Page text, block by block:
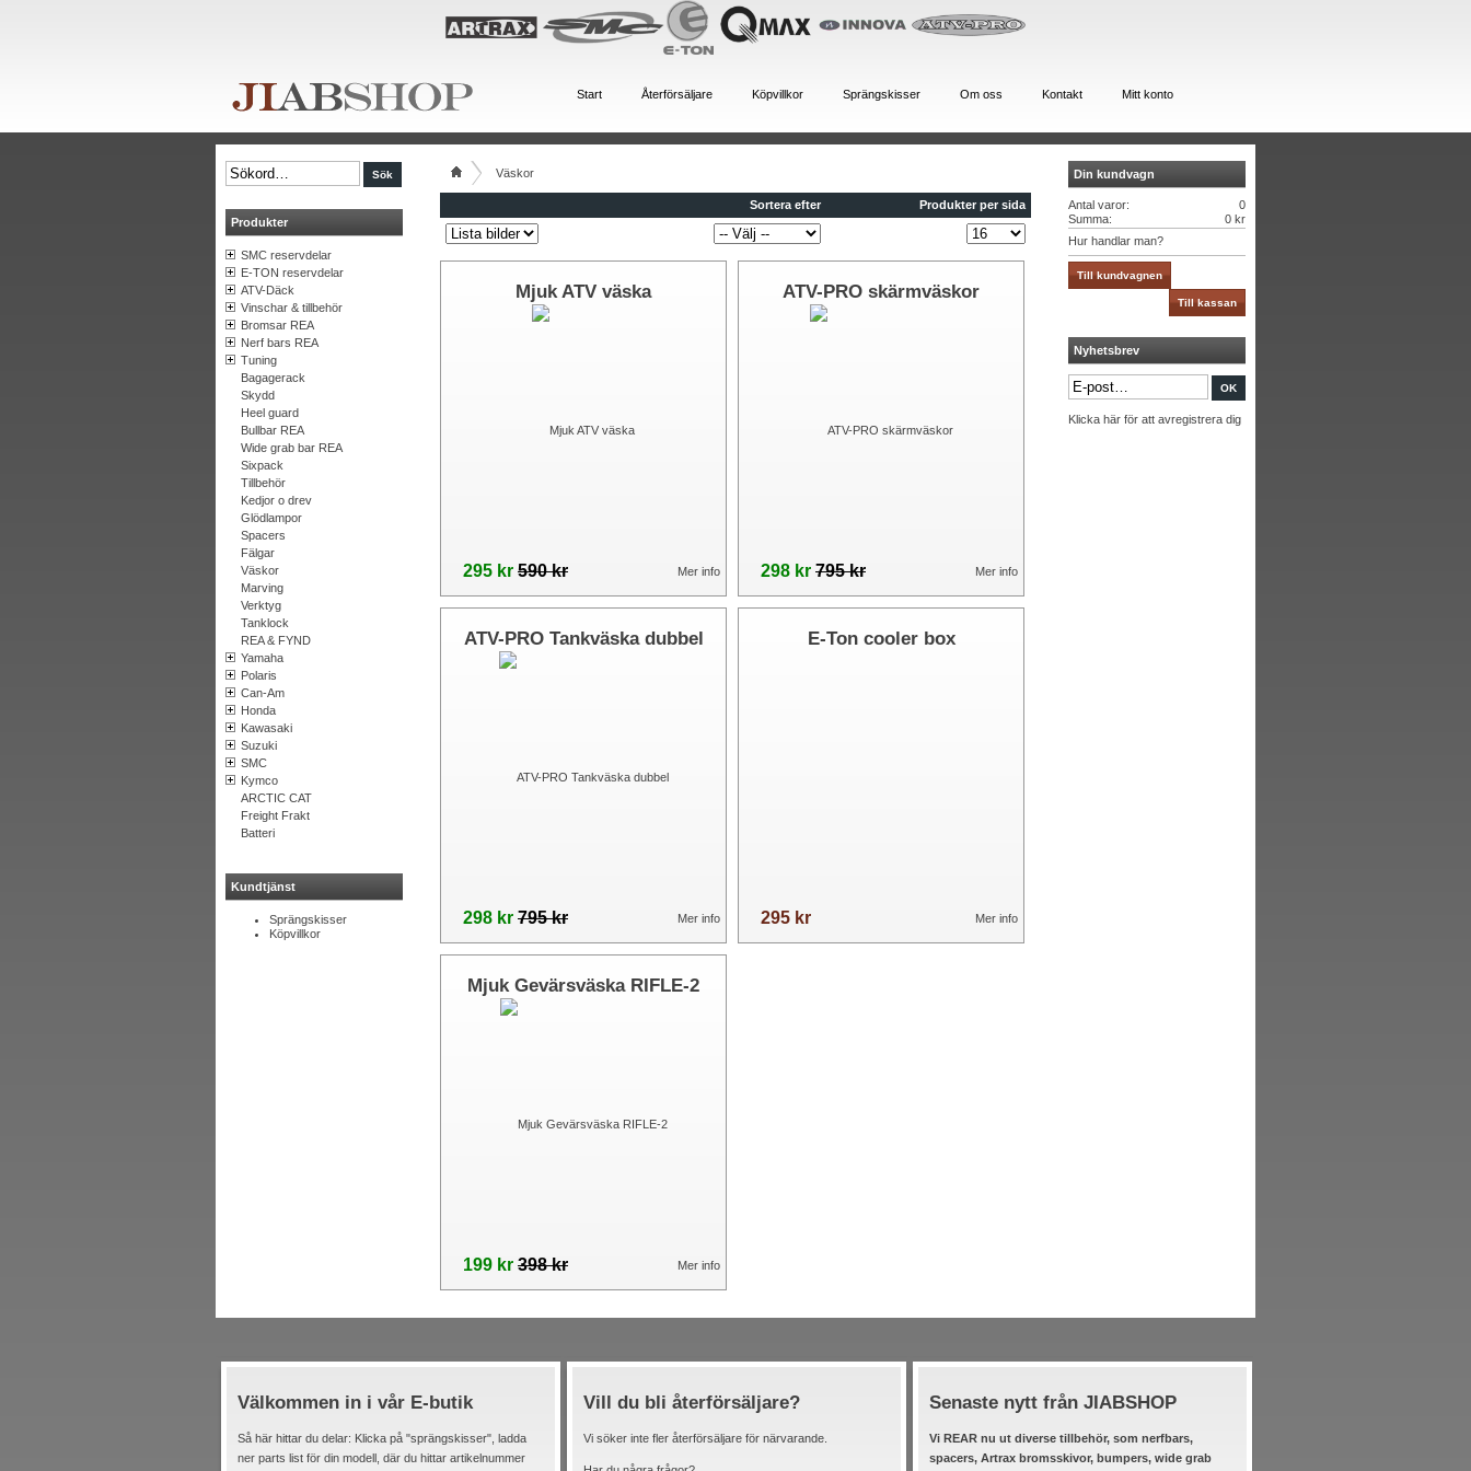
Start Återförsäljare Köpvillkor Sprängskisser Om oss Kontakt Mitt konto
Produkter
SMC reservdelar
E-TON reservdelar
ATV-Däck
Vinschar & tillbehör
Bromsar REA
Nerf bars REA
Tuning
Bagagerack
Skydd
Heel guard
Bullbar REA
Wide grab bar REA
Sixpack
Tillbehör
Kedjor o drev
Glödlampor
Spacers
Fälgar
Väskor
Marving
Verktyg
Tanklock
REA & FYND
Yamaha
Polaris
Can-Am
Honda
Kawasaki
Suzuki
SMC
Kymco
ARCTIC CAT
Freight Frakt
Batteri
Kundtjänst
Sprängskisser
Köpvillkor
Din kundvagn
Antal varor:
0
Summa:
0 kr
Hur handlar man?
Till kundvagnen
Till kassan
Nyhetsbrev
Klicka här för att avregistrera dig
Väskor
Sortera efter Produkter per sida
Mjuk ATV väska
295 kr 590 kr Mer info
ATV-PRO skärmväskor
298 kr 795 kr Mer info
ATV-PRO Tankväska dubbel
298 kr 795 kr Mer info
E-Ton cooler box
295 kr Mer info
Mjuk Gevärsväska RIFLE-2
199 kr 398 kr Mer info
Välkommen in i vår E-butik
Så här hittar du delar: Klicka på "sprängskisser", ladda
ner parts list för din modell, där du hittar artikelnummer
Vill du bli återförsäljare?
Vi söker inte fler återförsäljare för närvarande.
Senaste nytt från JIABSHOP
Vi REAR nu ut diverse tillbehör, som nerfbars,
spacers, Artrax bromsskivor, bumpers, wide grab